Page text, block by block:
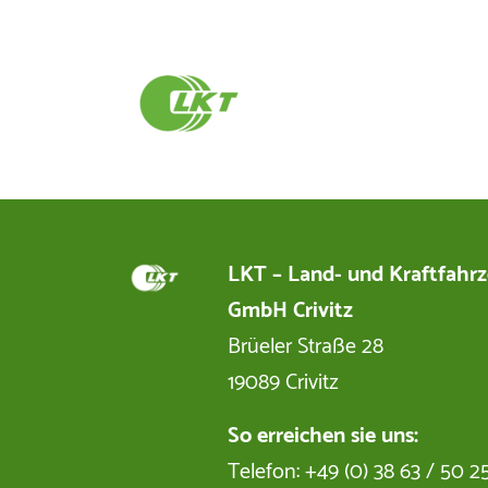
LKT – Land- und
GmbH Crivitz
Brüeler Straße 28
19089 Crivitz
So erreichen sie uns:
Telefon: +49 (0) 38 63 / 50